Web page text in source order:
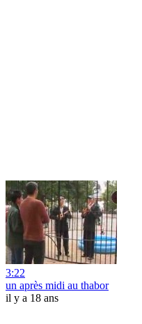
3:22
un après midi au thabor
il y a 18 ans